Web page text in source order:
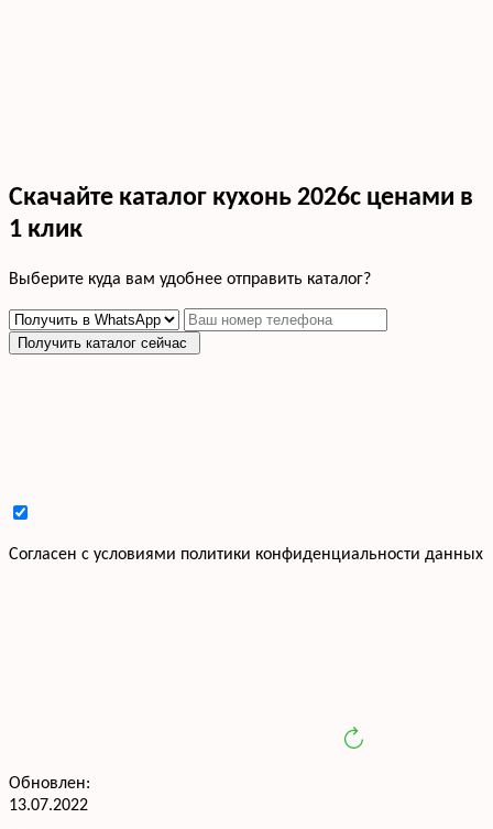
Скачайте каталог кухонь 2026с ценами в
1 клик
Выберите куда вам удобнее отправить каталог?
Получить каталог сейчас
Cогласен с условиями политики конфиденциальности данных
Обновлен:
13.07.2022